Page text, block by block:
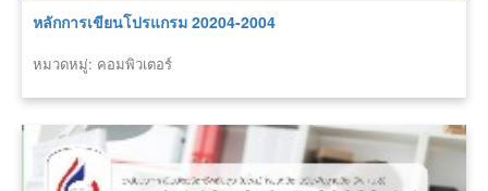
หลักการเขียนโปรแกรม 20204-2004
หมวดหมู่: คอมพิวเตอร์